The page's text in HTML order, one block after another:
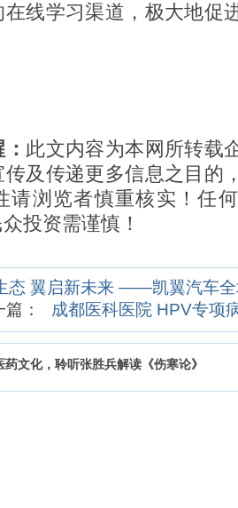
线学习渠道，极大地促
此文内容为本网所转载
及传递更多信息之目的
请浏览者慎重核实！任
投资需谨慎！
态 翼启新未来 ——凯翼汽车
： 成都医科医院 HPV专项
文化，聆听张胜兵解读《伤寒论》